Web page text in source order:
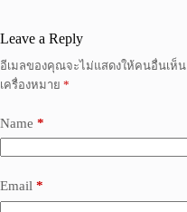
Leave a Reply
อีเมลของคุณจะไม่แสดงให้คนอื่นเห็น
เครื่องหมาย *
Name *
Email *